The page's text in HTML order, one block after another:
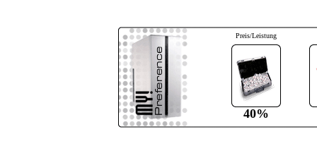
Preis/Leistung
40%